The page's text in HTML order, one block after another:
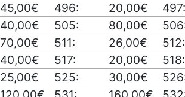
45,00€ 496: 20,00€ 497:
40,00€ 505: 80,00€
70,00€ 511: 26,00€ 512:
40,00€ 517: 20,00€ 518:
25,00€ 525: 30,00€